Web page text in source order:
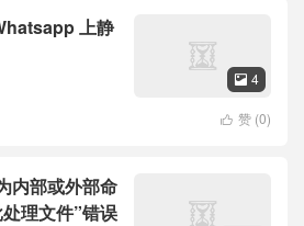
上静
 4
 赞 (0)
内部或外部命
理文件”错误